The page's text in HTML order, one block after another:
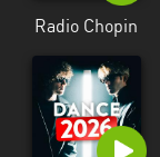
Radio Chopin